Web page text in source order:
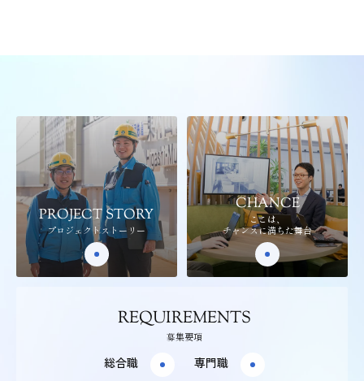
PROJECT STORY
プロジェクトストーリー
CHANCE
ここは、
チャンスに満ちた舞台
REQUIREMENTS
募集要項
総合職 専門職